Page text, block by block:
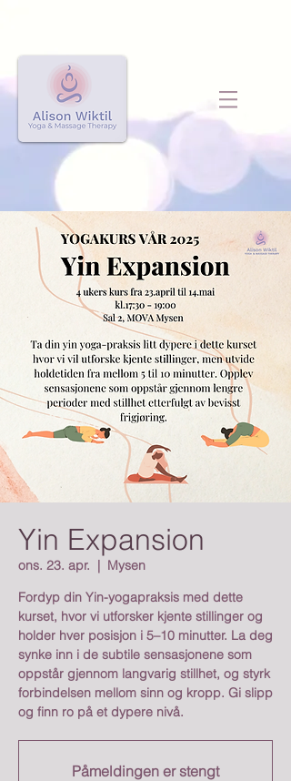
Yin Expansion
ons. 23. apr.
  |
Mysen
Fordyp din Yin-yogapraksis med dette
kurset, hvor vi utforsker kjente stillinger og
holder hver posisjon i 5–10 minutter. La deg
synke inn i de subtile sensasjonene som
oppstår gjennom langvarig stillhet, og styrk
forbindelsen mellom sinn og kropp. Gi slipp
og finn ro på et dypere nivå.
Påmeldingen er stengt